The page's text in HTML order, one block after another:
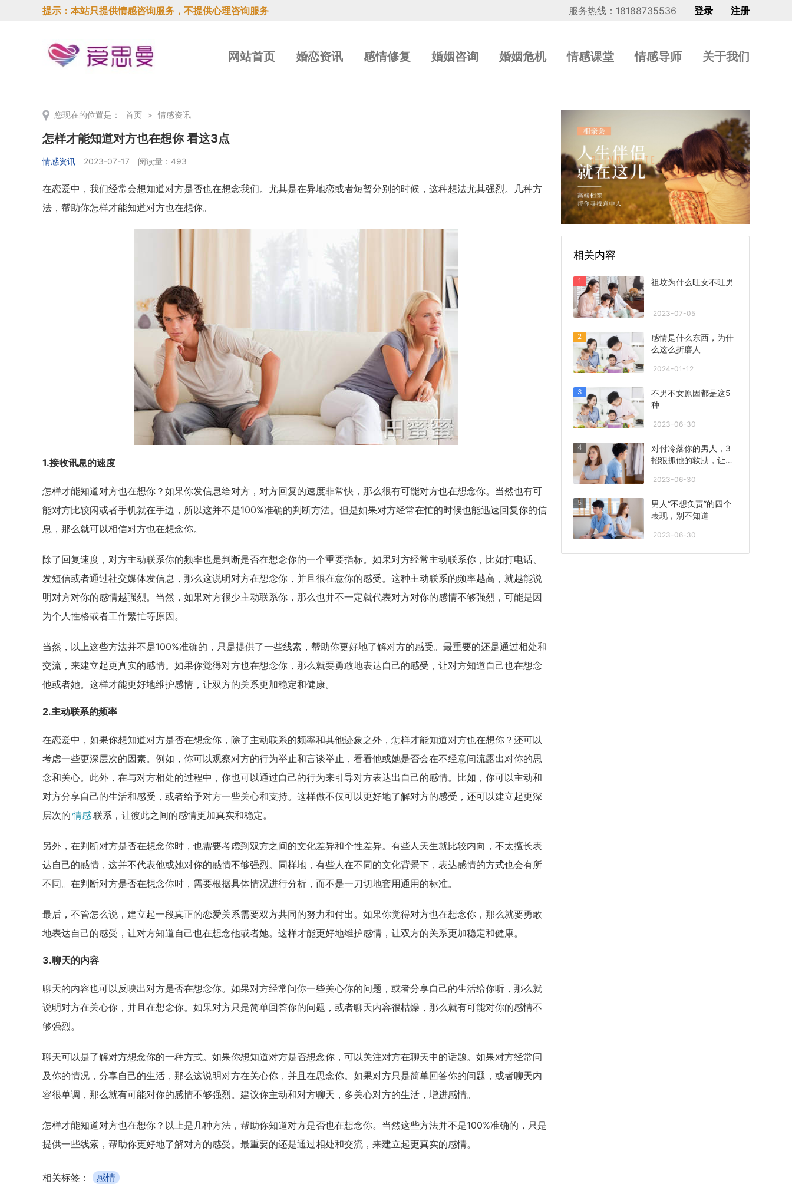
提示：本站只提供情感咨询服务，不提供心理咨询服务 服务热线：18188735536 登录 注册
网站首页 婚恋资讯 感情修复 婚姻咨询 婚姻危机 情感课堂 情感导师 关于我们
您现在的位置是： 首页 > 情感资讯
怎样才能知道对方也在想你 看这3点
情感资讯 2023-07-17 阅读量：493
在恋爱中，我们经常会想知道对方是否也在想念我们。尤其是在异地恋或者短暂分别的时候，这种想法尤其强烈。几种方
法，帮助你怎样才能知道对方也在想你。
1.接收讯息的速度
怎样才能知道对方也在想你？如果你发信息给对方，对方回复的速度非常快，那么很有可能对方也在想念你。当然也有可
能对方比较闲或者手机就在手边，所以这并不是100%准确的判断方法。但是如果对方经常在忙的时候也能迅速回复你的信
息，那么就可以相信对方也在想念你。
除了回复速度，对方主动联系你的频率也是判断是否在想念你的一个重要指标。如果对方经常主动联系你，比如打电话、
发短信或者通过社交媒体发信息，那么这说明对方在想念你，并且很在意你的感受。这种主动联系的频率越高，就越能说
明对方对你的感情越强烈。当然，如果对方很少主动联系你，那么也并不一定就代表对方对你的感情不够强烈，可能是因
为个人性格或者工作繁忙等原因。
当然，以上这些方法并不是100%准确的，只是提供了一些线索，帮助你更好地了解对方的感受。最重要的还是通过相处和
交流，来建立起更真实的感情。如果你觉得对方也在想念你，那么就要勇敢地表达自己的感受，让对方知道自己也在想念
他或者她。这样才能更好地维护感情，让双方的关系更加稳定和健康。
2.主动联系的频率
在恋爱中，如果你想知道对方是否在想念你，除了主动联系的频率和其他迹象之外，怎样才能知道对方也在想你？还可以
考虑一些更深层次的因素。例如，你可以观察对方的行为举止和言谈举止，看看他或她是否会在不经意间流露出对你的思
念和关心。此外，在与对方相处的过程中，你也可以通过自己的行为来引导对方表达出自己的感情。比如，你可以主动和
对方分享自己的生活和感受，或者给予对方一些关心和支持。这样做不仅可以更好地了解对方的感受，还可以建立起更深
层次的 情感联系，让彼此之间的感情更加真实和稳定。
另外，在判断对方是否在想念你时，也需要考虑到双方之间的文化差异和个性差异。有些人天生就比较内向，不太擅长表
达自己的感情，这并不代表他或她对你的感情不够强烈。同样地，有些人在不同的文化背景下，表达感情的方式也会有所
不同。在判断对方是否在想念你时，需要根据具体情况进行分析，而不是一刀切地套用通用的标准。
最后，不管怎么说，建立起一段真正的恋爱关系需要双方共同的努力和付出。如果你觉得对方也在想念你，那么就要勇敢
地表达自己的感受，让对方知道自己也在想念他或者她。这样才能更好地维护感情，让双方的关系更加稳定和健康。
3.聊天的内容
聊天的内容也可以反映出对方是否在想念你。如果对方经常问你一些关心你的问题，或者分享自己的生活给你听，那么就
说明对方在关心你，并且在想念你。如果对方只是简单回答你的问题，或者聊天内容很枯燥，那么就有可能对你的感情不
够强烈。
聊天可以是了解对方想念你的一种方式。如果你想知道对方是否想念你，可以关注对方在聊天中的话题。如果对方经常问
及你的情况，分享自己的生活，那么这说明对方在关心你，并且在思念你。如果对方只是简单回答你的问题，或者聊天内
容很单调，那么就有可能对你的感情不够强烈。建议你主动和对方聊天，多关心对方的生活，增进感情。
怎样才能知道对方也在想你？以上是几种方法，帮助你知道对方是否也在想念你。当然这些方法并不是100%准确的，只是
提供一些线索，帮助你更好地了解对方的感受。最重要的还是通过相处和交流，来建立起更真实的感情。
相关标签： 感情
相关内容
1 祖坟为什么旺女不旺男
2023-07-05
2
感情是什么东西，为什
么这么折磨人
2024-01-12
3
不男不女原因都是这5
种
2023-06-30
4
对付冷落你的男人，3
招狠抓他的软肋，让他
2023-06-30
5
男人“不想负责”的四个
表现，别不知道
2023-06-30